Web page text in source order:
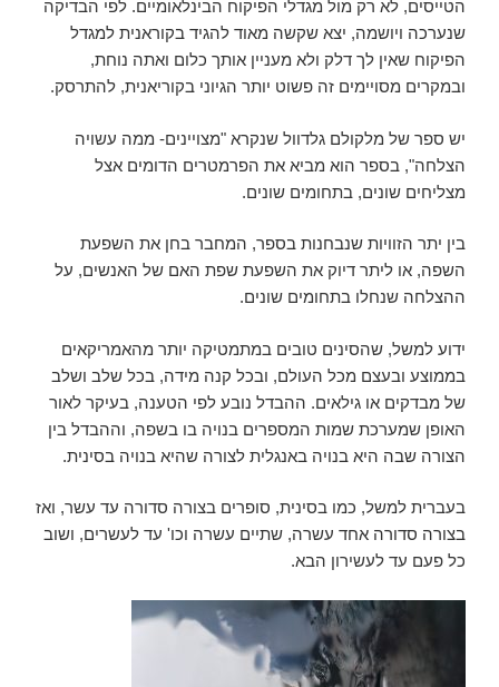
הטייסים, לא רק מול מגדלי הפיקוח הבינלאומיים. לפי הבדיקה
שנערכה ויושמה, יצא שקשה מאוד להגיד בקוראנית למגדל
הפיקוח שאין לך דלק ולא מעניין אותך כלום ואתה נוחת,
ובמקרים מסויימים זה פשוט יותר הגיוני בקוריאנית, להתרסק.
יש ספר של מלקולם גלדוול שנקרא "מצויינים- ממה עשויה
הצלחה", בספר הוא מביא את הפרמטרים הדומים אצל
מצליחים שונים, בתחומים שונים.
בין יתר הזוויות שנבחנות בספר, המחבר בחן את השפעת
השפה, או ליתר דיוק את השפעת שפת האם של האנשים, על
ההצלחה שנחלו בתחומים שונים.
ידוע למשל, שהסינים טובים במתמטיקה יותר מהאמריקאים
בממוצע ובעצם מכל העולם, ובכל קנה מידה, בכל שלב ושלב
של מבדקים או גילאים. ההבדל נובע לפי הטענה, בעיקר לאור
האופן שמערכת שמות המספרים בנויה בו בשפה, וההבדל בין
הצורה שבה היא בנויה באנגלית לצורה שהיא בנויה בסינית.
בעברית למשל, כמו בסינית, סופרים בצורה סדורה עד עשר, ואז
בצורה סדורה אחד עשרה, שתיים עשרה וכו' עד לעשרים, ושוב
כל פעם עד לעשירון הבא.